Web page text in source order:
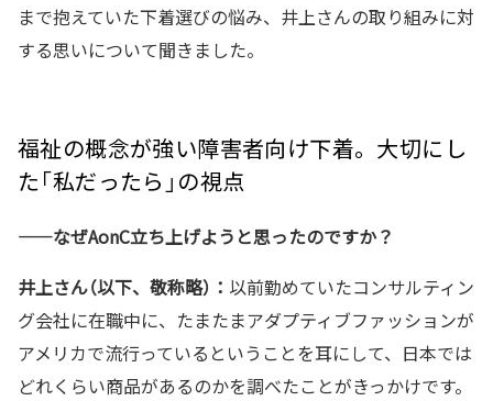
まで抱えていた下着選びの悩み、井上さんの取り組みに対
する思いについて聞きました。
福祉の概念が強い障害者向け下着。大切にし
た「私だったら」の視点
——なぜAonC立ち上げようと思ったのですか？
井上さん（以下、敬称略）： 以前勤めていたコンサルティン
グ会社に在職中に、たまたまアダプティブファッションが
アメリカで流行っているということを耳にして、日本では
どれくらい商品があるのかを調べたことがきっかけです。